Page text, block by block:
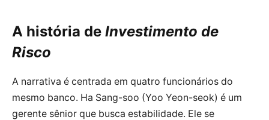
A história de Investimento de
Risco
A narrativa é centrada em quatro funcionários do
mesmo banco. Ha Sang-soo (Yoo Yeon-seok) é um
gerente sênior que busca estabilidade. Ele se